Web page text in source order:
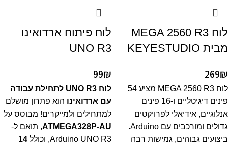
לוח MEGA 2560 R3
מבית KEYESTUDIO
269₪
לוח MEGA 2560 R3 מציע 54
פינים דיגיטליים ו-16 פינים
אנלוגיים, אידיאלי לפרויקטים
גדולים ומורכבים עם Arduino.
ביצועים גבוהים, גמישות רבה
לוח פיתוח ארדואינו
UNO R3
99₪
לוח UNO R3 לתחילת עבודה
עם ארדואינו הוא פתרון מושלם
למתחילים ולמייקרים! מבוסס על
ATMEGA328P-AU, תואם ל-
Arduino UNO R3, וכולל
14